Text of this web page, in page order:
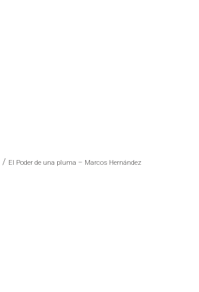
/ El Poder de una pluma – Marcos Hernández